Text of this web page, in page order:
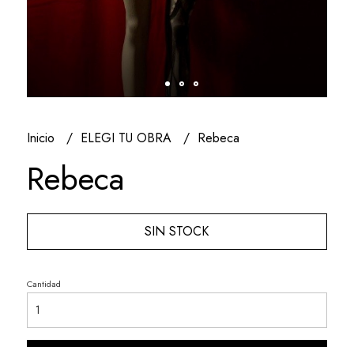
Inicio ELEGI TU OBRA Rebeca
Rebeca
SIN STOCK
Cantidad